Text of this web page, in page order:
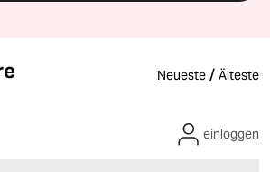
Neueste / Älteste
einloggen